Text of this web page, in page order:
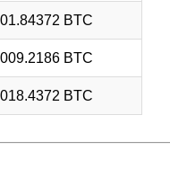
BTC
BTC
BTC